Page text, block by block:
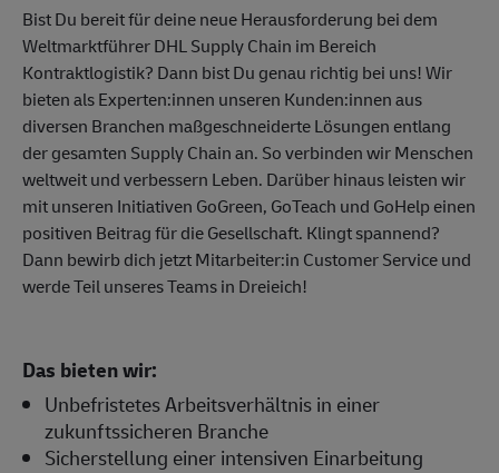
Bist Du bereit für deine neue Herausforderung bei dem
Weltmarktführer DHL Supply Chain im Bereich
Kontraktlogistik? Dann bist Du genau richtig bei uns! Wir
bieten als Experten:innen unseren Kunden:innen aus
diversen Branchen maßgeschneiderte Lösungen entlang
der gesamten Supply Chain an. So verbinden wir Menschen
weltweit und verbessern Leben. Darüber hinaus leisten wir
mit unseren Initiativen GoGreen, GoTeach und GoHelp einen
positiven Beitrag für die Gesellschaft. Klingt spannend?
Dann bewirb dich jetzt Mitarbeiter:in Customer Service und
werde Teil unseres Teams in Dreieich!
Das bieten wir:
Unbefristetes Arbeitsverhältnis in einer
zukunftssicheren Branche
Sicherstellung einer intensiven Einarbeitung